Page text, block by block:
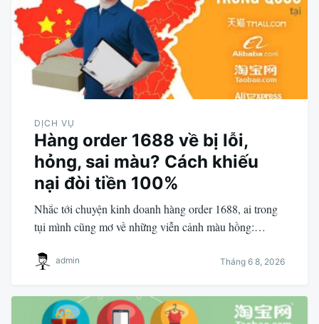
DỊCH VỤ
Hàng order 1688 về bị lỗi,
hỏng, sai màu? Cách khiếu
nại đòi tiền 100%
Nhắc tới chuyện kinh doanh hàng order 1688, ai trong
tụi mình cũng mơ về những viễn cảnh màu hồng:…
admin Tháng 6 8, 2026